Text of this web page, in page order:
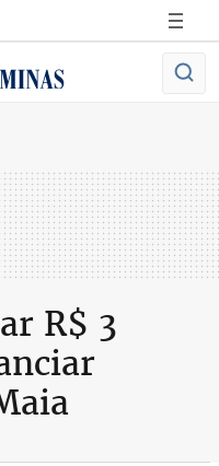
R$ 3